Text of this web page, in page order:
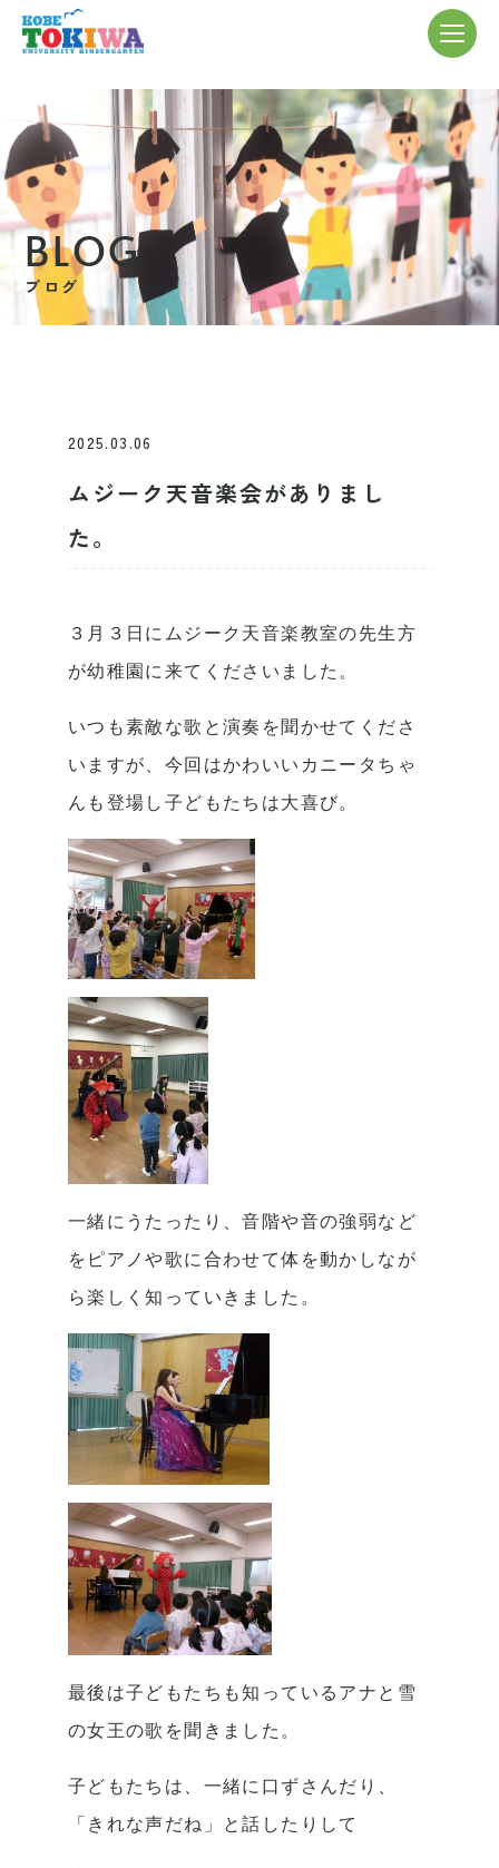
BLOG
ブログ
2025.03.06
ムジーク天音楽会がありまし
た。
３月３日にムジーク天音楽教室の先生方
が幼稚園に来てくださいました。
いつも素敵な歌と演奏を聞かせてくださ
いますが、今回はかわいいカニータちゃ
んも登場し子どもたちは大喜び。
一緒にうたったり、音階や音の強弱など
をピアノや歌に合わせて体を動かしなが
ら楽しく知っていきました。
最後は子どもたちも知っているアナと雪
の女王の歌を聞きました。
子どもたちは、一緒に口ずさんだり、
「きれな声だね」と話したりして